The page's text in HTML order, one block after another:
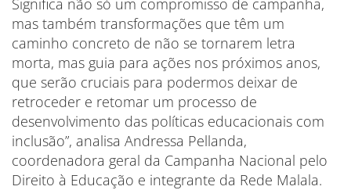
mas também transformações que têm um
caminho concreto de não se tornarem letra
morta, mas guia para ações nos próximos anos,
que serão cruciais para podermos deixar de
retroceder e retomar um processo de
desenvolvimento das políticas educacionais com
inclusão”, analisa Andressa Pellanda,
coordenadora geral da Campanha Nacional pelo
Direito à Educação e integrante da Rede Malala.